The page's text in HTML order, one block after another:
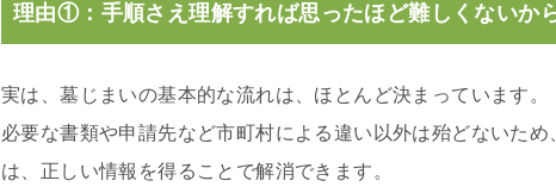
理由①：手順さえ理解すれば思ったほど難しくないか
実は、墓じまいの基本的な流れは、ほとんど決まっています。
必要な書類や申請先など市町村による違い以外は殆どないた
は、正しい情報を得ることで解消できます。